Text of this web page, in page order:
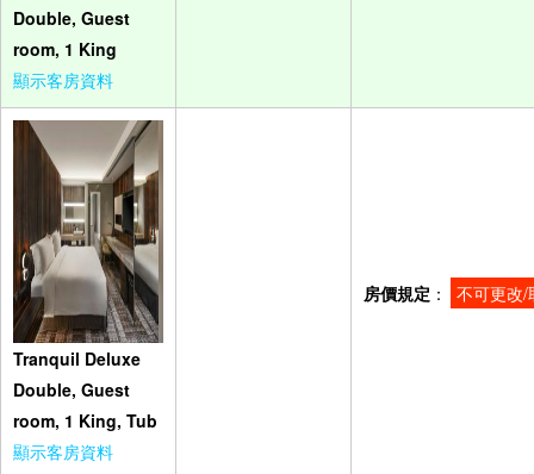
Double, Guest
room, 1 King
顯示客房資料
Tranquil Deluxe
Double, Guest
room, 1 King, Tub
顯示客房資料
房價規定 ： 不可更改/